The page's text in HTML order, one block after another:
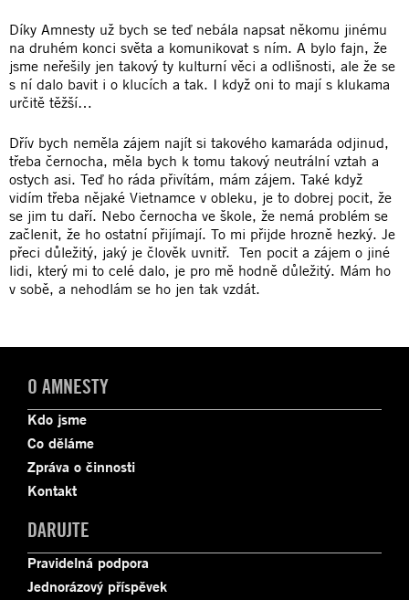
Díky Amnesty už bych se teď nebála napsat někomu jinému
na druhém konci světa a komunikovat s ním. A bylo fajn, že
jsme neřešily jen takový ty kulturní věci a odlišnosti, ale že se
s ní dalo bavit i o klucích a tak. I když oni to mají s klukama
určitě těžší…
Dřív bych neměla zájem najít si takového kamaráda odjinud,
třeba černocha, měla bych k tomu takový neutrální vztah a
ostych asi. Teď ho ráda přivítám, mám zájem. Také když
vidím třeba nějaké Vietnamce v obleku, je to dobrej pocit, že
se jim tu daří. Nebo černocha ve škole, že nemá problém se
začlenit, že ho ostatní přijímají. To mi přijde hrozně hezký. Je
přeci důležitý, jaký je člověk uvnitř. Ten pocit a zájem o jiné
lidi, který mi to celé dalo, je pro mě hodně důležitý. Mám ho
v sobě, a nehodlám se ho jen tak vzdát.
O AMNESTY
Kdo jsme
Co děláme
Zpráva o činnosti
Kontakt
DARUJTE
Pravidelná podpora
Jednorázový příspěvek